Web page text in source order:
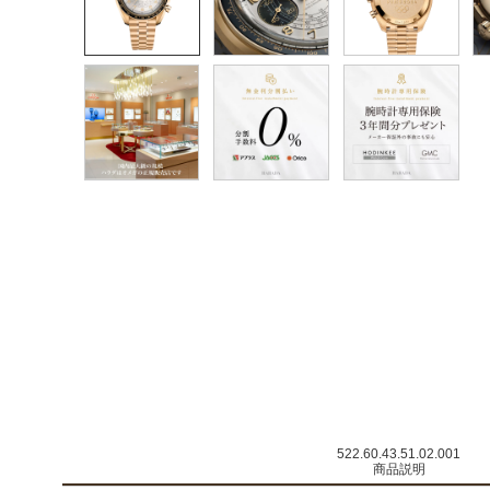
522.60.43.51.02.001
商品説明